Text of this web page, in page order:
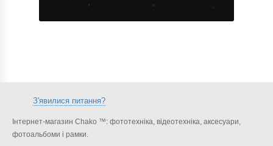
З'явилися питання?
Інтернет-магазин Chako ™: фототехніка, відеотехніка, аксесуари,
фотоальбоми і рамки.